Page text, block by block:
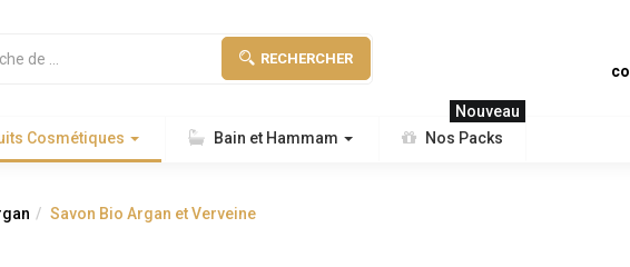
RECHERCHER
Cosmétiques Bain et Hammam
Nouveau
Nos Packs
Savon Bio Argan et Verveine